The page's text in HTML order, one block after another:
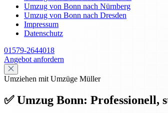
Umzug von Bonn nach Nürnberg
Umzug von Bonn nach Dresden
Impressum
Datenschutz
01579-2644018
Angebot anfordern
Umziehen mit Umzüge Müller
✅ Umzug Bonn: Professionell,